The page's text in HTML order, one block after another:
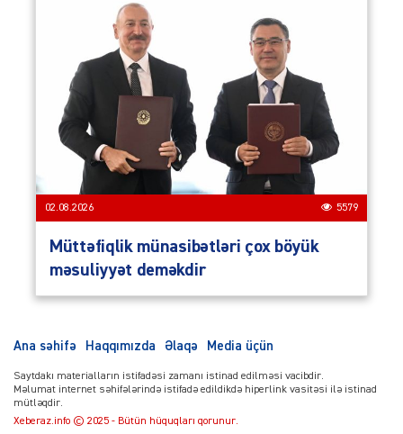
02.08.2026 5579
Müttəfiqlik münasibətləri çox böyük
məsuliyyət deməkdir
Ana səhifə Haqqımızda Əlaqə Media üçün
Saytdakı materialların istifadəsi zamanı istinad edilməsi vacibdir.
Məlumat internet səhifələrində istifadə edildikdə hiperlink vasitəsi ilə istinad
mütləqdir.
Xeberaz.info © 2025 - Bütün hüquqları qorunur.